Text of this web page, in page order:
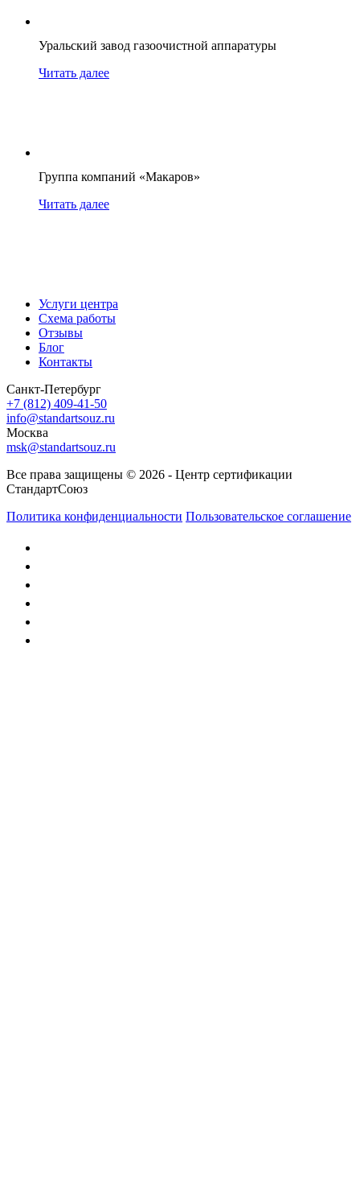
Уральский завод газоочистной аппаратуры
Читать далее
Группа компаний «Макаров»
Читать далее
Услуги центра
Схема работы
Отзывы
Блог
Контакты
Санкт-Петербург
+7 (812) 409-41-50
info@standartsouz.ru
Москва
msk@standartsouz.ru
Все права защищены © 2026 - Центр сертификации
СтандартСоюз
Политика конфиденциальности Пользовательское соглашение